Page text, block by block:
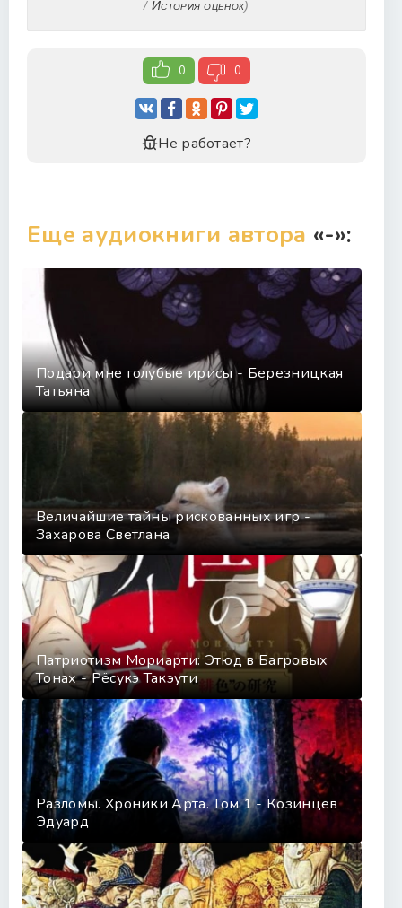
/ История оценок)
0 0
Не работает?
Еще аудиокниги автора «-»:
Подари мне голубые ирисы - Березницкая
Татьяна
Величайшие тайны рискованных игр -
Захарова Светлана
Патриотизм Мориарти: Этюд в Багровых
Тонах - Рёсукэ Такэути
Разломы. Хроники Арта. Том 1 - Козинцев
Эдуард